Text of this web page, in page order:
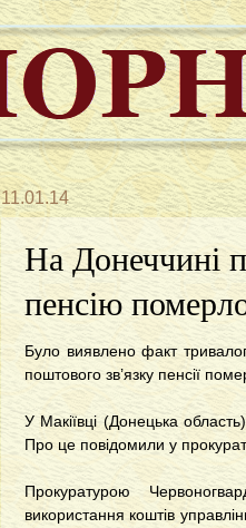
11.01.14
На Донеччині
пенсію
Було виявлено факт
поштового зв’язку пенсії
У Макіївці (Донецька
Про це повідомили у
Прокуратурою
використання коштів